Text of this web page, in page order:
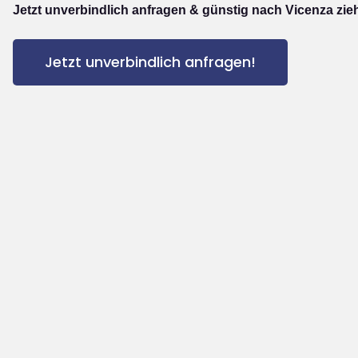
Jetzt unverbindlich anfragen & günstig nach Vicenza
Jetzt unverbindlich anfragen!